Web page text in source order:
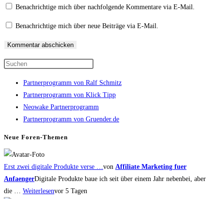
Kommentieren
zum
ein
ein Benachrichtige mich über nachfolgende Kommentare via E-Mail.
Benachrichtige mich über neue Beiträge via E-Mail.
to
close
the
search
Partnerprogramm von Ralf Schmitz
Partnerprogramm von Klick Tipp
Neowake Partnerprogramm
Partnerprogramm von Gruender.de
Neue Foren-Themen
Erst zwei digitale Produkte verse …von Affiliate Marketing fuer
AnfaengerDigitale Produkte baue ich seit über einem Jahr nebenbei, aber
die … Weiterlesenvor 5 Tagen